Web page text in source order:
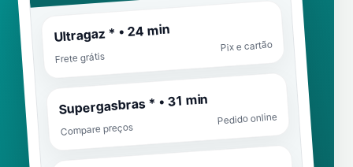
Ultragaz * • 24 min
Frete grátis
Pix e cartão
Supergasbras * • 31 min
Compare preços
Pedido online